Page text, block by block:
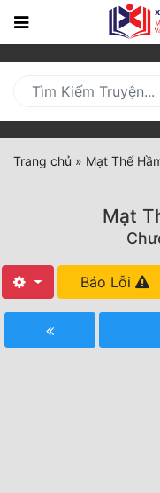
Trang
Mới
Cập
Nhật
(current)
Tất Cả
Trang chủ » Mạt Thế
Mạt
Báo Lỗi